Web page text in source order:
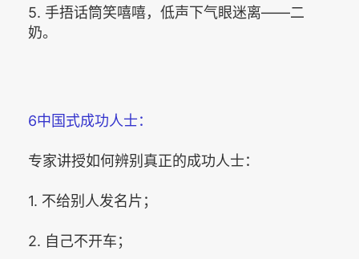
5. 手捂话筒笑嘻嘻，低声下气眼迷离——二
奶。
6中国式成功人士：
专家讲授如何辨别真正的成功人士：
1. 不给别人发名片；
2. 自己不开车；